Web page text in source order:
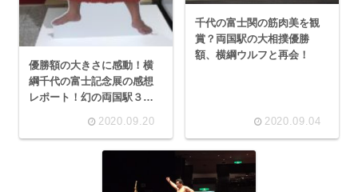
優勝額の大きさに感動！横
綱千代の富士記念展の感想
レポート！幻の両国駅３番
2020.09.20
千代の富士関の筋肉美を観
賞？両国駅の大相撲優勝
額、横綱ウルフと再会！
2020.09.04